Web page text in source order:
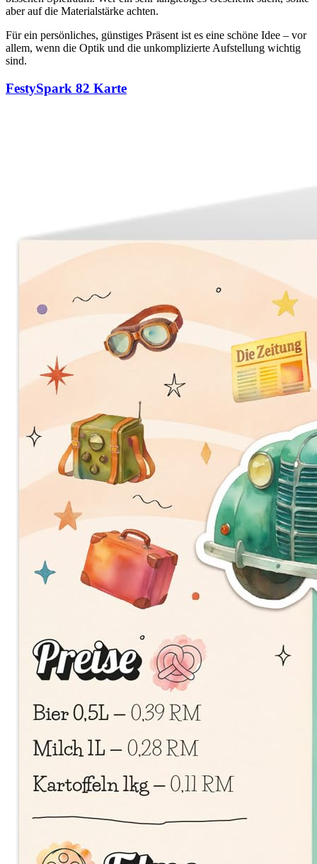
aber auf die Materialstärke achten.
Für ein persönliches, günstiges Präsent ist es eine schöne Idee – vor
allem, wenn die Optik und die unkomplizierte Aufstellung wichtig
sind.
FestySpark 82 Karte